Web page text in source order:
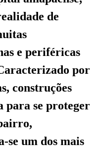
de
e periféricas
por
construções
para se proteger
se um dos mais